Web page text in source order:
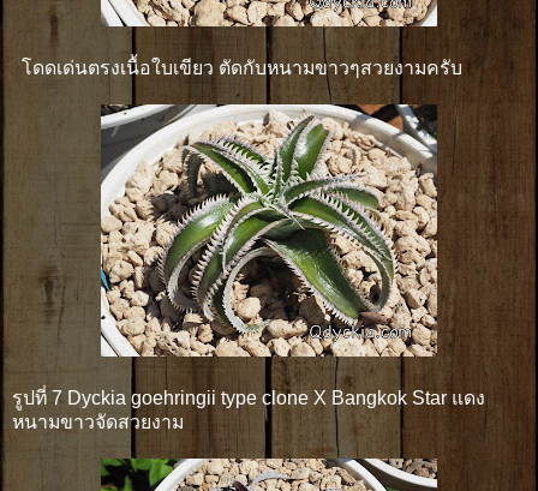
โดดเด่นตรงเนื้อใบเขียว ตัดกับหนามขาวๆสวยงามครับ
รูปที่ 7 Dyckia goehringii type clone X Bangkok Star แดง
หนามขาวจัดสวยงาม